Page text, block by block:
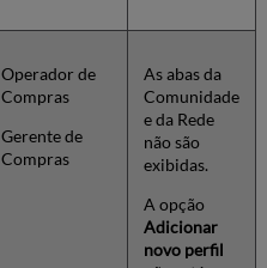
Operador de
Compras
Gerente de
Compras
As abas da
Comunidade
e da Rede
não são
exibidas.
A opção
Adicionar
novo perfil